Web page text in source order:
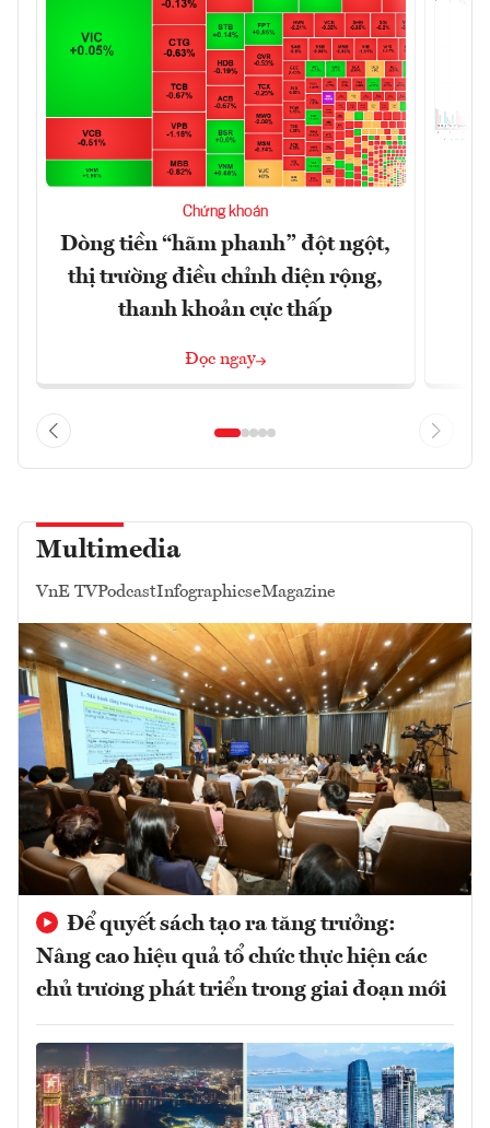
Chứng khoán
Dòng tiền “hãm phanh” đột ngột,
thị trường điều chỉnh diện rộng,
thanh khoản cực thấp
Đọc ngay
Multimedia
VnE TVPodcastInfographicseMagazine
Để quyết sách tạo ra tăng trưởng:
Nâng cao hiệu quả tổ chức thực hiện các
chủ trương phát triển trong giai đoạn mới